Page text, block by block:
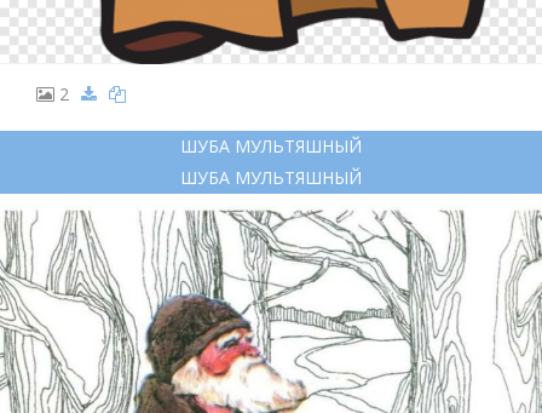
2
ШУБА МУЛЬТЯШНЫЙ
ШУБА МУЛЬТЯШНЫЙ